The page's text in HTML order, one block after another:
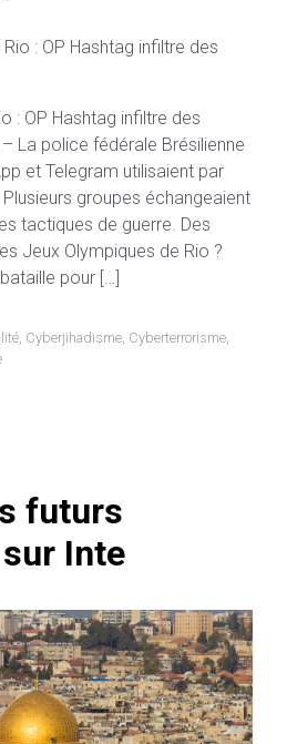
: OP Hashtag infiltre des
La police fédérale Brésilienne
et Telegram utilisaient par
groupes échangeaient
tactiques de guerre. Des
Jeux Olympiques de Rio ?
pour […]
, Cyberjihadisme, Cyberterrorisme,
futurs
Inte